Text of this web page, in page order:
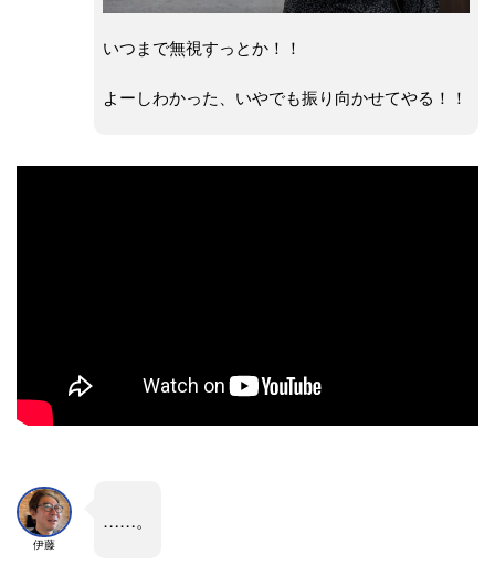
いつまで無視すっとか！！
よーしわかった、いやでも振り向かせてやる！！
伊藤
……。